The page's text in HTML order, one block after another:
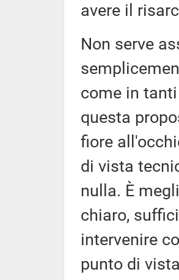
avere il
Non serve
come in
questa
fiore
di vista
nulla. È
chiaro,
intervenire
punto di